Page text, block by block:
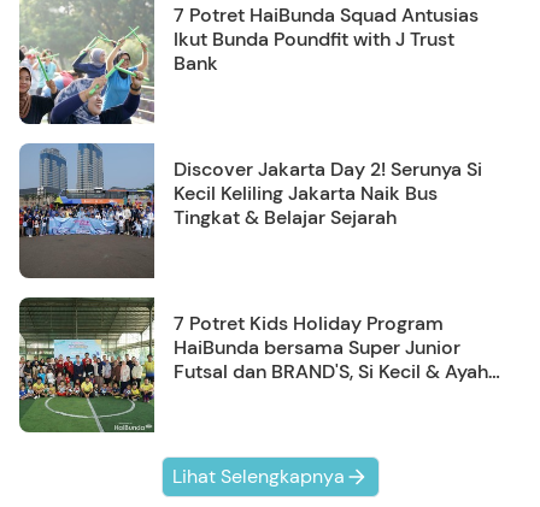
7 Potret HaiBunda Squad Antusias
Ikut Bunda Poundfit with J Trust
Bank
Discover Jakarta Day 2! Serunya Si
Kecil Keliling Jakarta Naik Bus
Tingkat & Belajar Sejarah
7 Potret Kids Holiday Program
HaiBunda bersama Super Junior
Futsal dan BRAND'S, Si Kecil & Ayah
Lihat Selengkapnya